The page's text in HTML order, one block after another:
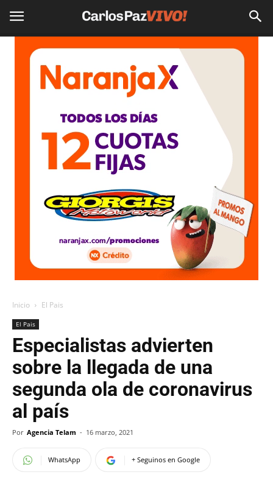
Inicio El Pais
El Pais
Especialistas advierten
sobre la llegada de una
segunda ola de coronavirus
al país
Por Agencia Telam - 16 marzo, 2021
WhatsApp + Seguinos en Google